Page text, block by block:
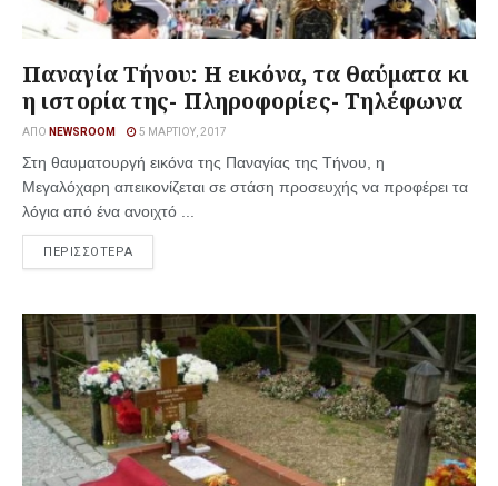
Παναγία Τήνου: Η εικόνα, τα θαύματα κι
η ιστορία της- Πληροφορίες- Τηλέφωνα
ΑΠΌ NEWSROOM 5 ΜΑΡΤΊΟΥ, 2017
Στη θαυματουργή εικόνα της Παναγίας της Τήνου, η
Μεγαλόχαρη απεικονίζεται σε στάση προσευχής να προφέρει τα
λόγια από ένα ανοιχτό ...
ΠΕΡΙΣΣΟΤΕΡΑ